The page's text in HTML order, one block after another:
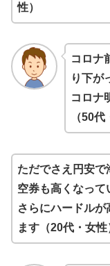
性）
コロナ
り下が
コロナ
（50代
ただでさえ円安
空券も高くなって
さらにハードル
ます（20代・女性